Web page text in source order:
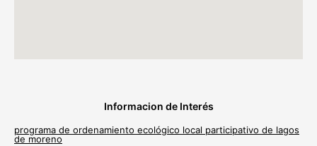
Informacion de Interés
programa de ordenamiento ecológico local participativo de lagos
de moreno